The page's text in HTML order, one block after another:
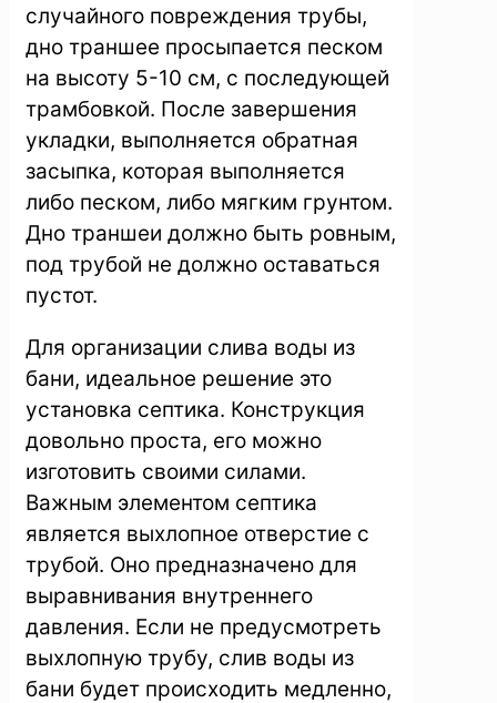
случайного повреждения трубы,
дно траншее просыпается песком
на высоту 5-10 см, с последующей
трамбовкой. После завершения
укладки, выполняется обратная
засыпка, которая выполняется
либо песком, либо мягким грунтом.
Дно траншеи должно быть ровным,
под трубой не должно оставаться
пустот.
Для организации слива воды из
бани, идеальное решение это
установка септика. Конструкция
довольно проста, его можно
изготовить своими силами.
Важным элементом септика
является выхлопное отверстие с
трубой. Оно предназначено для
выравнивания внутреннего
давления. Если не предусмотреть
выхлопную трубу, слив воды из
бани будет происходить медленно,